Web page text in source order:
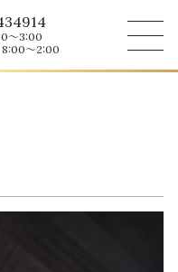
～3:00
～2:00